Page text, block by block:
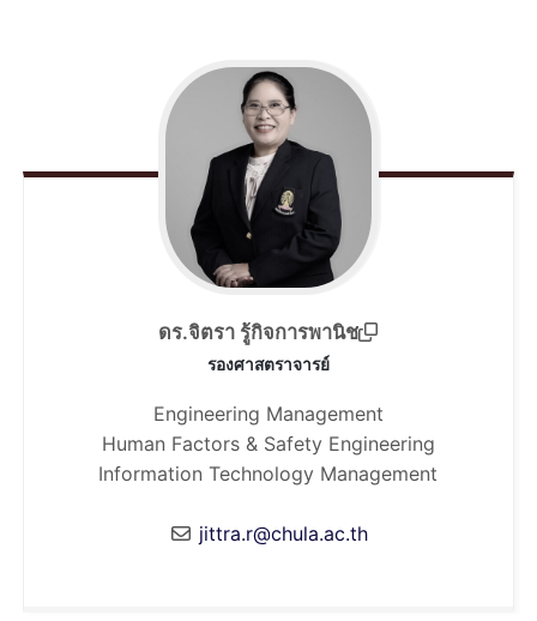
ดร.จิตรา รู้กิจการพานิช
รองศาสตราจารย์
Engineering Management
Human Factors & Safety Engineering
Information Technology Management
jittra.r@chula.ac.th